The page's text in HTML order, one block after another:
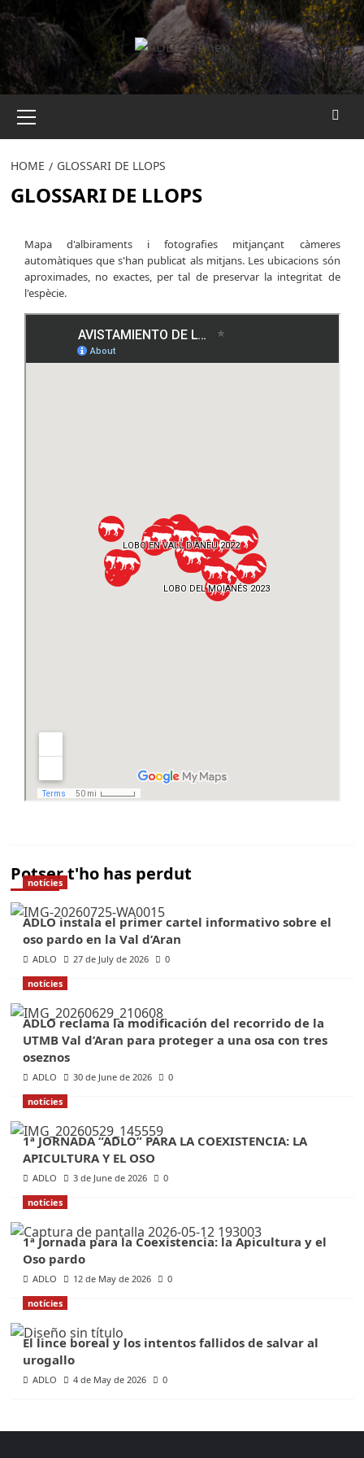
Saltar
al
contingut
principal
HOME GLOSSARI DE LLOPS
GLOSSARI DE LLOPS
Mapa d'albiraments i fotografies mitjançant càmeres
automàtiques que s'han publicat als mitjans. Les ubicacions són
aproximades, no exactes, per tal de preservar la integritat de
l'espècie.
Potser t'ho has perdut
notícies
ADLO instala el primer cartel informativo sobre el
oso pardo en la Val d’Aran
ADLO 27 de July de 2026
0
notícies
ADLO reclama la modificación del recorrido de la
UTMB Val d’Aran para proteger a una osa con tres
oseznos
ADLO 30 de June de 2026
0
notícies
1ª JORNADA “ADLO” PARA LA COEXISTENCIA: LA
APICULTURA Y EL OSO
ADLO 3 de June de 2026
0
notícies
1ª Jornada para la Coexistencia: la Apicultura y el
Oso pardo
ADLO 12 de May de 2026
0
notícies
El lince boreal y los intentos fallidos de salvar al
urogallo
ADLO 4 de May de 2026 0